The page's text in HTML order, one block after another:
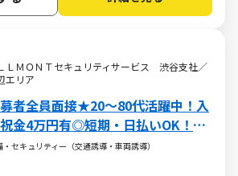
ＬＭＯＮＴセキュリティサービス 渋谷支社／
エリア
者全員面接★20～80代活躍中！入
金4万円有◎短期・日払いOK！副
・セキュリティー（交通誘導・車両誘導）